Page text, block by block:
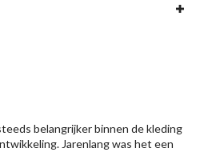
belangrijker binnen de kleding
Jarenlang was het een